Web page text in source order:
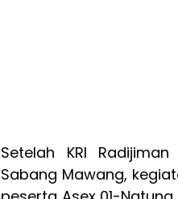
Setelah KRI
Sabang Mawang,